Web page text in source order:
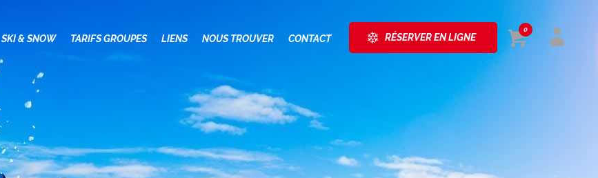
SKI & SNOW TARIFS GROUPES LIENS NOUS TROUVER CONTACT RÉSERVER EN LIGNE
0
SKI & SNOW
TARIFS GROUPES
LIENS
NOUS TROUVER